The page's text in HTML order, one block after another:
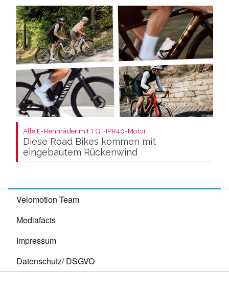
Alle E-Rennräder mit TQ HPR40-Motor:
Diese Road Bikes kommen mit
eingebautem Rückenwind
Velomotion Team
Mediafacts
Impressum
Datenschutz/ DSGVO